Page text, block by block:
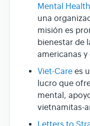
Mental
una
misión es
bienestar de
americanas y
Viet-Care es
lucro que
mental,
vietnamitas-